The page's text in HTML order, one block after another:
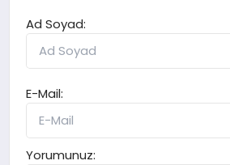
Ad Soyad:
E-Mail:
Yorumunuz: